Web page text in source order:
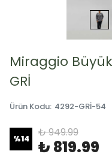
Miraggio
GRİ
Ürün Kodu: 4292-GRİ-54
%14 ₺ 949.99
₺ 819.99